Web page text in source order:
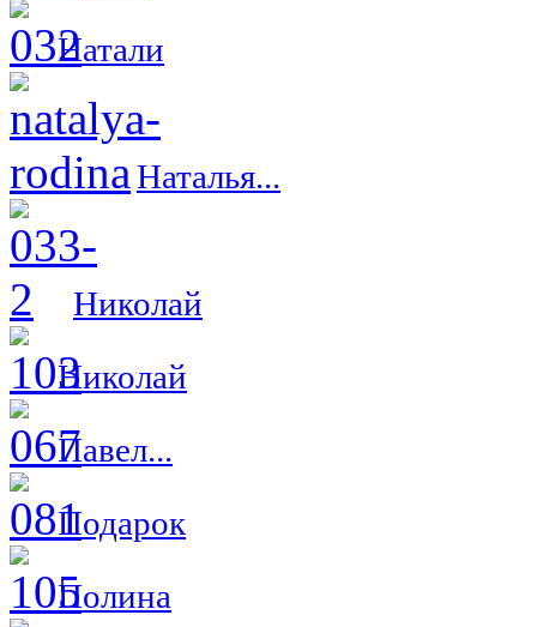
Натали
Наталья...
Николай
Николай
Павел...
Подарок
Полина